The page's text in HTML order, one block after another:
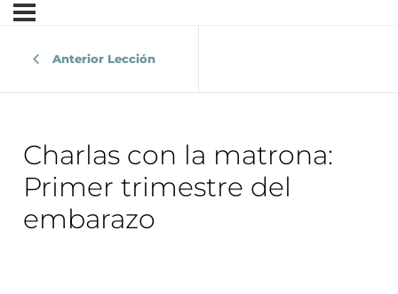
Anterior Lección
Charlas con la matrona:
Primer trimestre del
embarazo